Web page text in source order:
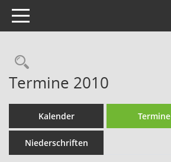
Toggle navigation
Rechercheauswahl
Termine 2010
Kalender Termine
Niederschriften